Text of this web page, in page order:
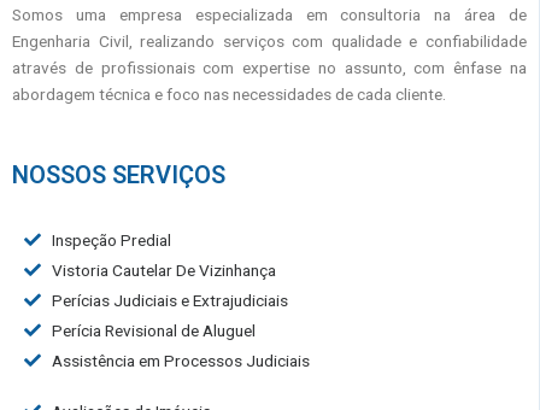
Somos uma empresa especializada em consultoria na área de
Engenharia Civil, realizando serviços com qualidade e confiabilidade
através de profissionais com expertise no assunto, com ênfase na
abordagem técnica e foco nas necessidades de cada cliente.
NOSSOS SERVIÇOS
Inspeção Predial
Vistoria Cautelar De Vizinhança
Perícias Judiciais e Extrajudiciais
Perícia Revisional de Aluguel
Assistência em Processos Judiciais